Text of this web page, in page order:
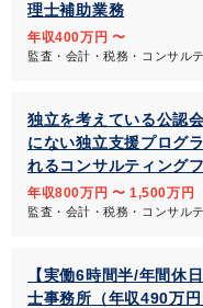
理士補助業務
年収400万円 〜
監査・会計・税務・コンサル
独立を考えている公認
にない独立支援プログ
れるコンサルティング
年収800万円 〜 1,500万円
監査・会計・税務・コンサル
【実働6時間半/年間休
士事務所（年収490万